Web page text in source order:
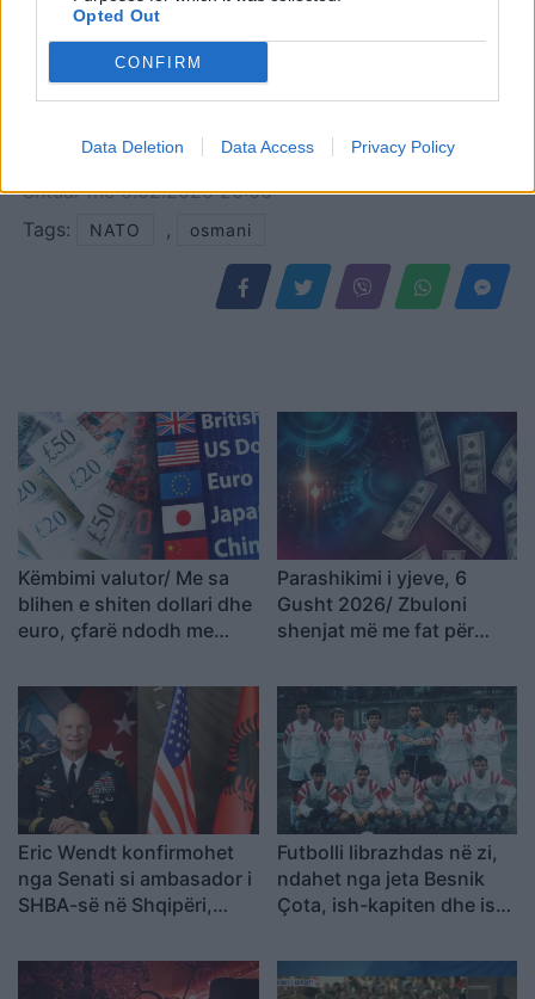
Opted Out
CONFIRM
Data Deletion Data Access Privacy Policy
Shtuarmë5.02.2025 20:06
Tags:
NATO , osmani
Këmbimi valutor/ Me sa
blihen e shiten dollari dhe
euro, çfarë ndodh me
Parashikimi i yjeve, 6
Gusht 2026/ Zbuloni
shenjat më me fat për
Eric Wendt konfirmohet
nga Senati si ambasador i
SHBA-së në Shqipëri,
Trump
Futbolli librazhdas në zi,
ndahet nga jeta Besnik
Çota, ish-kapiten dhe ish-